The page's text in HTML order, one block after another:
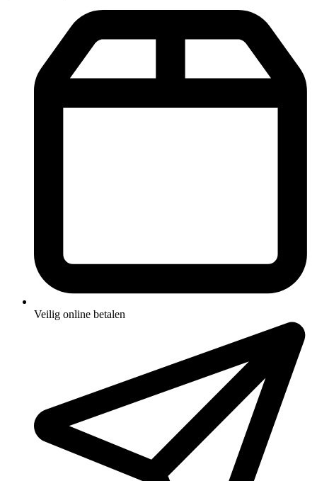
Veilig online betalen